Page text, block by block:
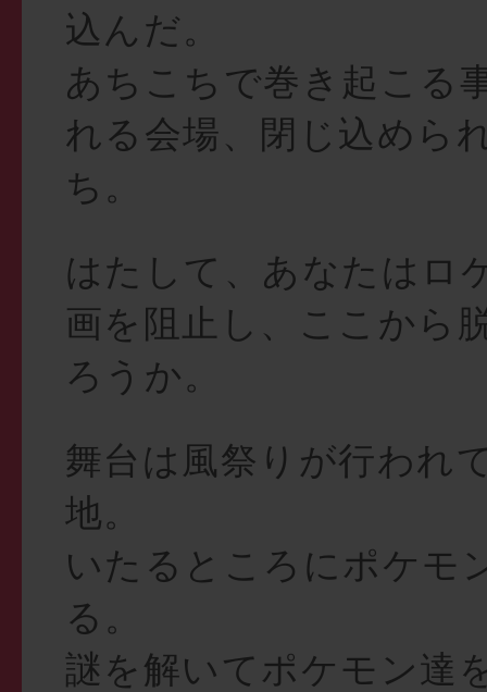
込んだ。
あちこちで巻き起こる
れる会場、閉じ込めら
ち。
はたして、あなたはロ
画を阻止し、ここから
ろうか。
舞台は風祭りが行われ
地。
いたるところにポケモ
る。
謎を解いてポケモン達